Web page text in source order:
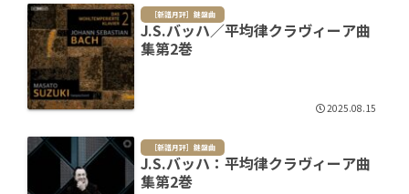
［新譜月評］鍵盤曲
J.S.バッハ／平均律クラヴィーア曲
集第2巻
2025.08.15
［新譜月評］鍵盤曲
J.S.バッハ：平均律クラヴィーア曲
集第2巻